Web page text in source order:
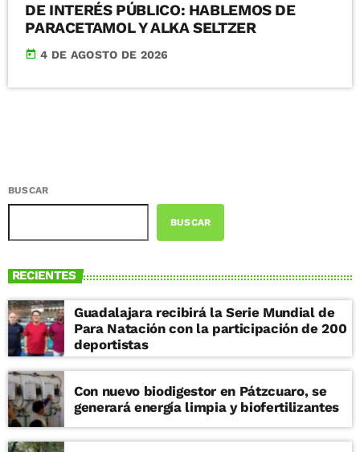
DE INTERÉS PÚBLICO: HABLEMOS DE
PARACETAMOL Y ALKA SELTZER
today 4 DE AGOSTO DE 2026
BUSCAR
BUSCAR
RECIENTES
Guadalajara recibirá la Serie Mundial de
Para Natación con la participación de 200
deportistas
Con nuevo biodigestor en Pátzcuaro, se
generará energía limpia y biofertilizantes